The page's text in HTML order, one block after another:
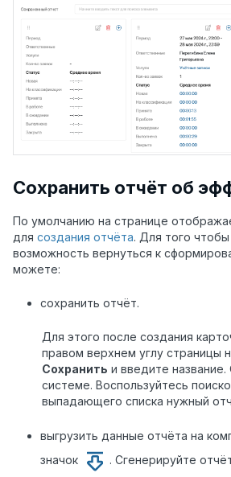
Сохранить отчёт об
По умолчанию на странице
для создания отчёта. Для того
возможность вернуться к
можете:
сохранить отчёт.
Для этого после создания
правом верхнем углу страницы
Сохранить и введите
системе. Воспользуйтесь
выпадающего списка нужный
выгрузить данные отчёта на
значок
. Сгенерируйте